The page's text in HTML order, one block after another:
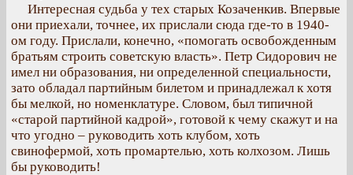
Интересная судьба у тех старых Козаченкив. Впервые
они приехали, точнее, их прислали сюда где-то в 1940-
ом году. Прислали, конечно, «помогать освобожденным
братьям строить советскую власть». Петр Сидорович не
имел ни образования, ни определенной специальности,
зато обладал партийным билетом и принадлежал к хотя
бы мелкой, но номенклатуре. Словом, был типичной
«старой партийной кадрой», готовой к чему скажут и на
что угодно – руководить хоть клубом, хоть
свинофермой, хоть промартелью, хоть колхозом. Лишь
бы руководить!